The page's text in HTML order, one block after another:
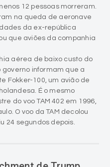
12 pessoas morreram.
na queda de aeronave
da ex-república
que aviões da companhia
aérea de baixo custo do
governo informam que a
Fokker-100, um avião de
É o mesmo
do voo TAM 402 em 1996,
O voo da TAM decolou
24 segundos depois.